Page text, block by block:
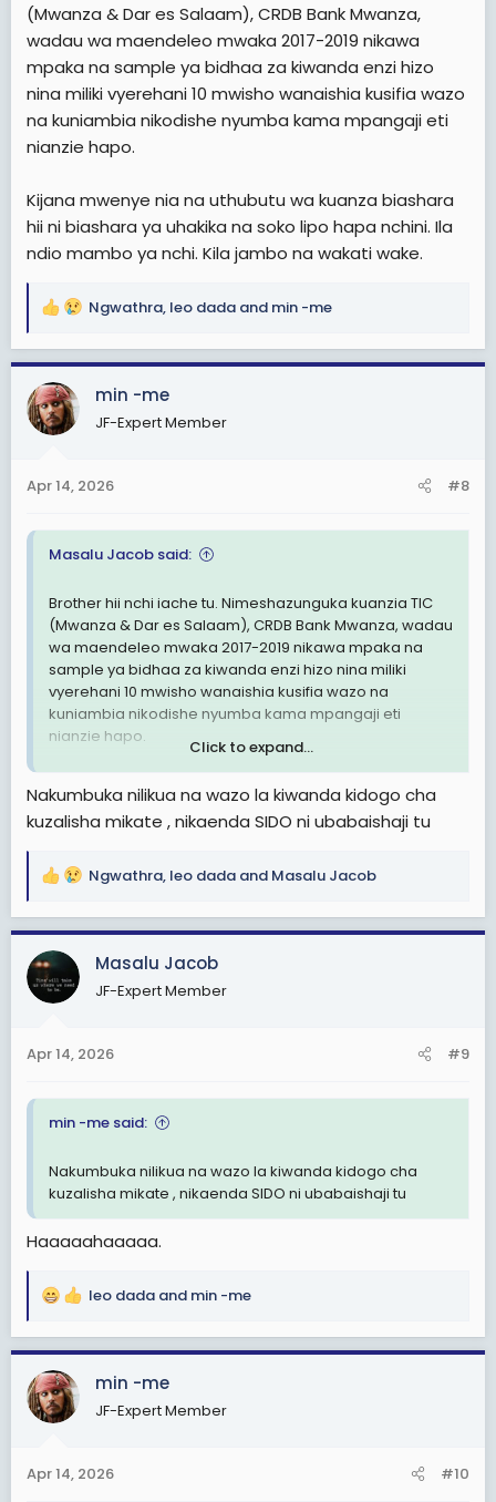
(Mwanza & Dar es Salaam), CRDB Bank Mwanza,
wadau wa maendeleo mwaka 2017-2019 nikawa
mpaka na sample ya bidhaa za kiwanda enzi hizo
nina miliki vyerehani 10 mwisho wanaishia kusifia wazo
na kuniambia nikodishe nyumba kama mpangaji eti
nianzie hapo.
Kijana mwenye nia na uthubutu wa kuanza biashara
hii ni biashara ya uhakika na soko lipo hapa nchini. Ila
ndio mambo ya nchi. Kila jambo na wakati wake.
R
a
c
t
i
s
Ngwathra, leo dada and min -me
min -me
JF-Expert Member
Apr 14, 2026 #8
Masalu Jacob said:
Brother hii nchi iache tu. Nimeshazunguka kuanzia TIC
(Mwanza & Dar es Salaam), CRDB Bank Mwanza, wadau
wa maendeleo mwaka 2017-2019 nikawa mpaka na
sample ya bidhaa za kiwanda enzi hizo nina miliki
vyerehani 10 mwisho wanaishia kusifia wazo na
kuniambia nikodishe nyumba kama mpangaji eti
nianzie hapo.
ni biashara ya uhakika na soko lipo hapa nchini. Ila ndio
mambo ya nchi. Kila jambo na wakati wake.
Click to expand...
Nakumbuka nilikua na wazo la kiwanda kidogo cha
kuzalisha mikate , nikaenda SIDO ni ubabaishaji tu
R
a
c
t
i
s
Ngwathra, leo dada and Masalu Jacob
Masalu Jacob
JF-Expert Member
Apr 14, 2026 #9
min -me said:
Nakumbuka nilikua na wazo la kiwanda kidogo cha
kuzalisha mikate , nikaenda SIDO ni ubabaishaji tu
Haaaaahaaaaa.
R
a
c
t
i
s
leo dada and min -me
min -me
JF-Expert Member
Apr 14, 2026 #10